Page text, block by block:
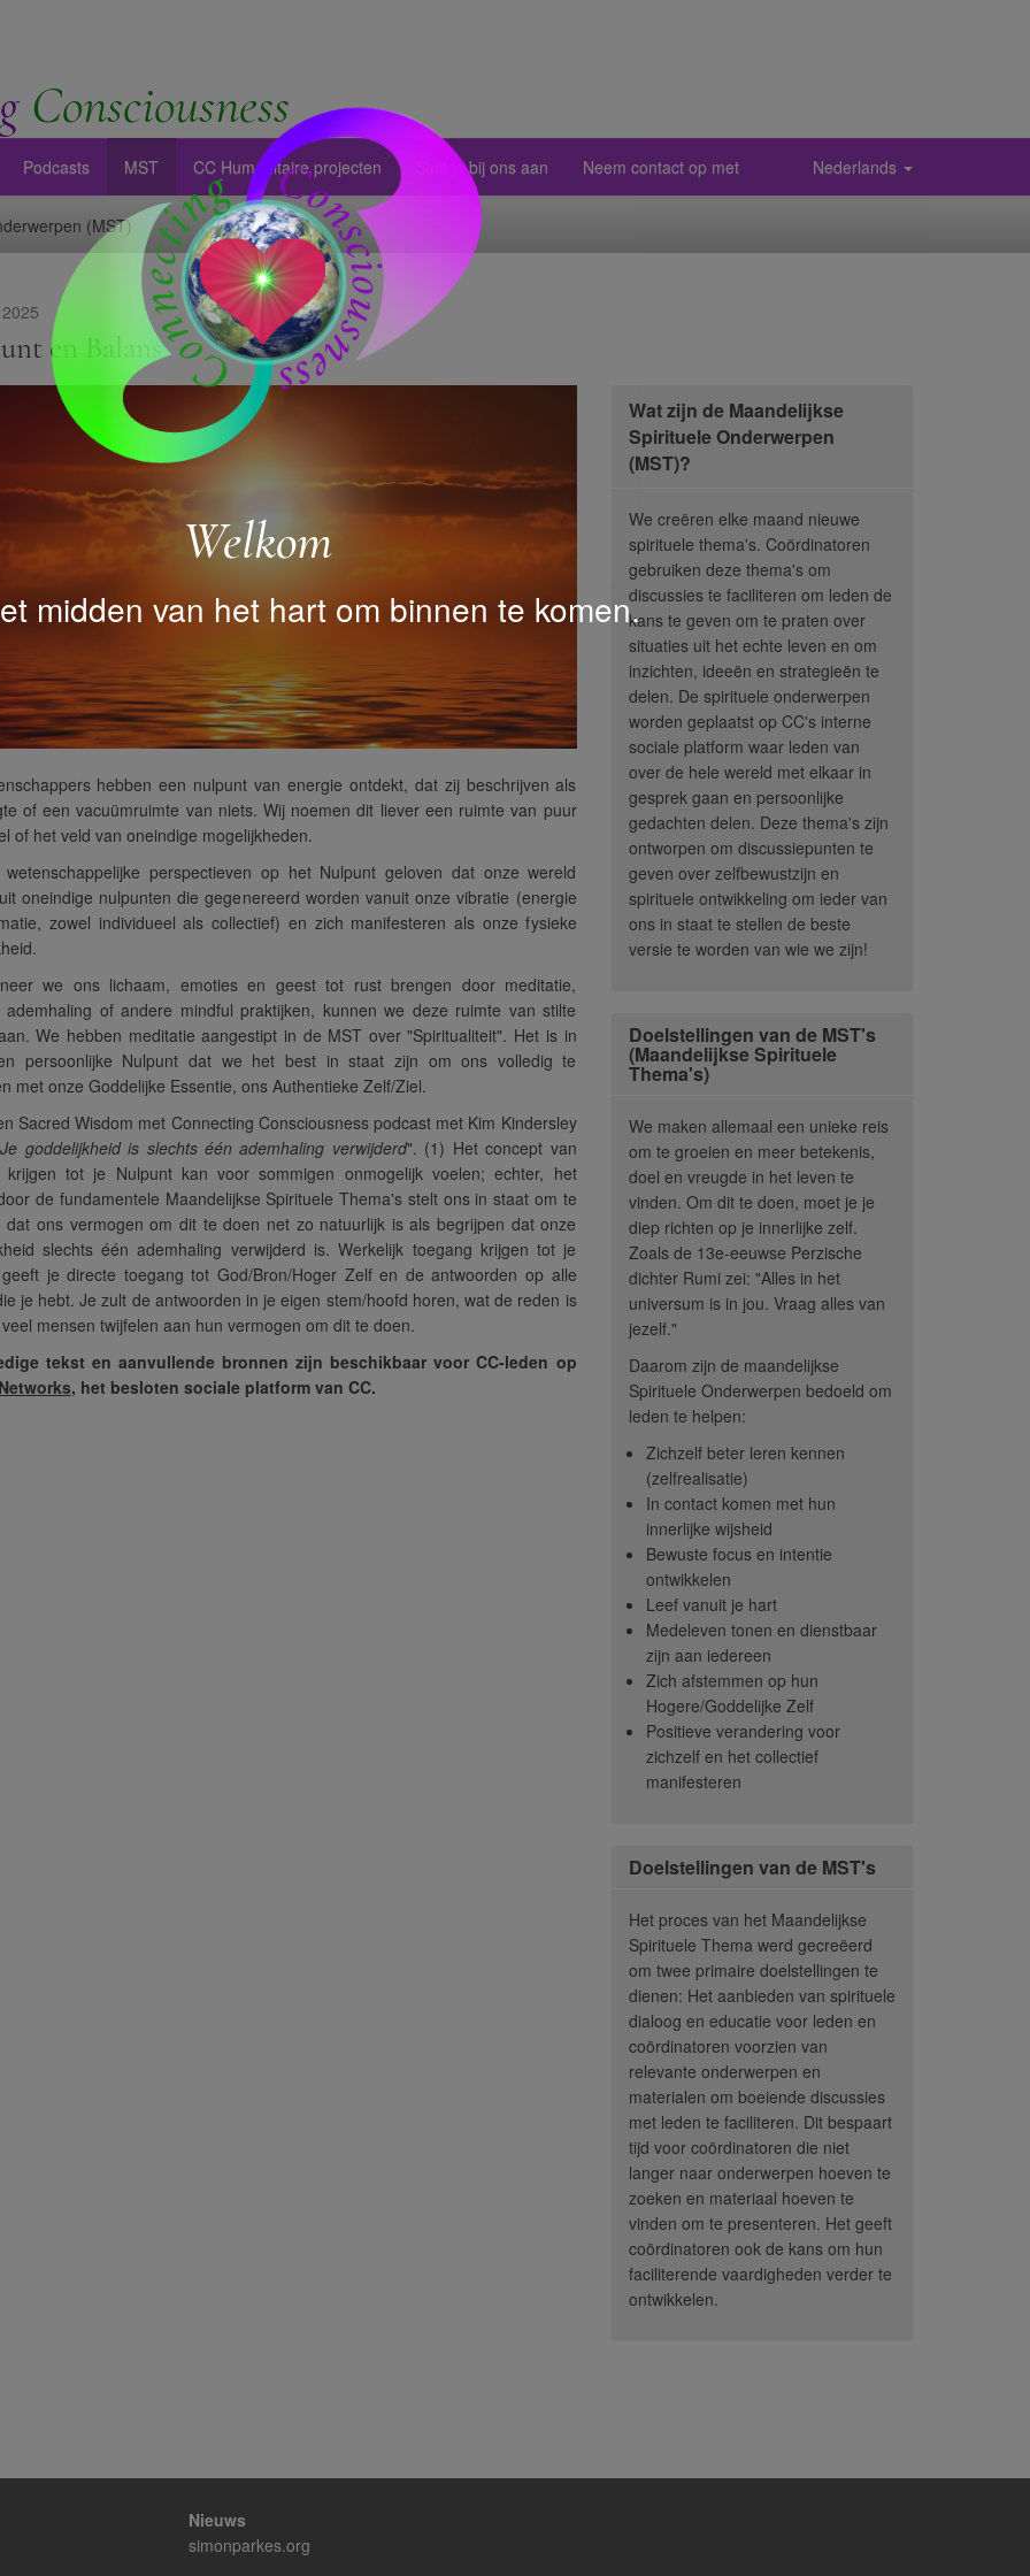
Welkom
midden van het hart om binnen te komen.
Consciousness
Podcasts MST CC Humanitaire projecten Sluit je bij ons aan Neem contact op met Nederlands
(MST)
en Balans
“Deze onderwerpen helpen
me om me te concentreren op
het innerlijke in plaats van
positieve afleiding van de
– Lid
“Het was zo interessant
om de spirituele
basisonderwerpen te herhalen.
Het wordt heel duidelijk
hoeveel mensen geëvolueerd
zijn sinds de eerste ronde. Er
komt deze keer een
ongelooflijke kwetsbaarheid,
reflectie en diepgang naar
voren. Om de kwetsbaarheid
en reflectie verder te
mensen de mogelijkheid
hebben om hun levensverhaal
te vertellen als ze dat willen.
Hoe zijn ze hier gekomen?
Welke uitdagingen zijn er
geweest? En hoe zijn ze
gegroeid? Dit geeft ons de
kans om elkaar beter te leren
kennen, beter te begrijpen en
medeleven te tonen. Ze
vinden het allemaal geweldig.
We doen er 2 tegelijk; het
lijkt me een goede manier om
de daad bij het woord te
voegen.”
– Tine, Coördinator
Denemarken
hebben een nulpunt van energie ontdekt, dat zij beschrijven als
of een vacuümruimte van niets. Wij noemen dit liever een ruimte van puur
of het veld van oneindige mogelijkheden.
wetenschappelijke perspectieven op het Nulpunt geloven dat onze wereld
oneindige nulpunten die gegenereerd worden vanuit onze vibratie (energie
zowel individueel als collectief) en zich manifesteren als onze fysieke
we ons lichaam, emoties en geest tot rust brengen door meditatie,
ademhaling of andere mindful praktijken, kunnen we deze ruimte van stilte
We hebben meditatie aangestipt in de MST over "Spiritualiteit". Het is in
persoonlijke Nulpunt dat we het best in staat zijn om ons volledig te
met onze Goddelijke Essentie, ons Authentieke Zelf/Ziel.
Sacred Wisdom met Connecting Consciousness podcast met Kim Kindersley
Je goddelijkheid is slechts één ademhaling verwijderd". (1) Het concept van
krijgen tot je Nulpunt kan voor sommigen onmogelijk voelen; echter, het
de fundamentele Maandelijkse Spirituele Thema's stelt ons in staat om te
dat ons vermogen om dit te doen net zo natuurlijk is als begrijpen dat onze
slechts één ademhaling verwijderd is. Werkelijk toegang krijgen tot je
je directe toegang tot God/Bron/Hoger Zelf en de antwoorden op alle
je hebt. Je zult de antwoorden in je eigen stem/hoofd horen, wat de reden is
mensen twijfelen aan hun vermogen om dit te doen.
tekst en aanvullende bronnen zijn beschikbaar voor CC-leden op
, het besloten sociale platform van CC.
Wat zijn de Maandelijkse
Spirituele Onderwerpen
(MST)?
We creëren elke maand nieuwe
spirituele thema's. Coördinatoren
gebruiken deze thema's om
discussies te faciliteren om leden de
kans te geven om te praten over
situaties uit het echte leven en om
inzichten, ideeën en strategieën te
delen. De spirituele onderwerpen
worden geplaatst op CC's interne
sociale platform waar leden van
over de hele wereld met elkaar in
gesprek gaan en persoonlijke
gedachten delen. Deze thema's zijn
ontworpen om discussiepunten te
geven over zelfbewustzijn en
spirituele ontwikkeling om ieder van
ons in staat te stellen de beste
versie te worden van wie we zijn!
Doelstellingen van de MST's
(Maandelijkse Spirituele
Thema's)
We maken allemaal een unieke reis
om te groeien en meer betekenis,
doel en vreugde in het leven te
vinden. Om dit te doen, moet je je
diep richten op je innerlijke zelf.
Zoals de 13e-eeuwse Perzische
dichter Rumi zei: "Alles in het
universum is in jou. Vraag alles van
jezelf."
Daarom zijn de maandelijkse
Spirituele Onderwerpen bedoeld om
leden te helpen:
Zichzelf beter leren kennen
(zelfrealisatie)
In contact komen met hun
innerlijke wijsheid
Bewuste focus en intentie
ontwikkelen
Leef vanuit je hart
Medeleven tonen en dienstbaar
zijn aan iedereen
Zich afstemmen op hun
Hogere/Goddelijke Zelf
Positieve verandering voor
zichzelf en het collectief
manifesteren
Doelstellingen van de MST's
Het proces van het Maandelijkse
Spirituele Thema werd gecreëerd
om twee primaire doelstellingen te
dienen: Het aanbieden van spirituele
dialoog en educatie voor leden en
coördinatoren voorzien van
relevante onderwerpen en
materialen om boeiende discussies
met leden te faciliteren. Dit bespaart
tijd voor coördinatoren die niet
langer naar onderwerpen hoeven te
zoeken en materiaal hoeven te
vinden om te presenteren. Het geeft
coördinatoren ook de kans om hun
faciliterende vaardigheden verder te
ontwikkelen.
Nieuws
simonparkes.org